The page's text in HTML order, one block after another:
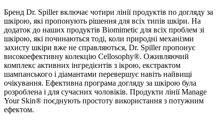
Бренд Dr. Spiller включає чотири лінії продуктів по догляду за
шкірою, які пропонують рішення для всіх типів шкіри. На
додаток до наших продуктів Biomimetic для всіх проблем зі
шкірою, які починаються тоді, коли природні механізми
захисту шкіри вже не справляються, Dr. Spiller пропонує
високоефективну колекцію Cellosophy®. Оживляючий
комплекс активних інгредієнтів з ікрою, екстрактом
шампанського і діамантами перевершує навіть найвищі
очікування. Ефективна програма догляду за шкірою була
розроблена і для сучасних чоловіків. Продукти лінії Manage
Your Skin® поєднують простоту використання з потужним
ефектом.